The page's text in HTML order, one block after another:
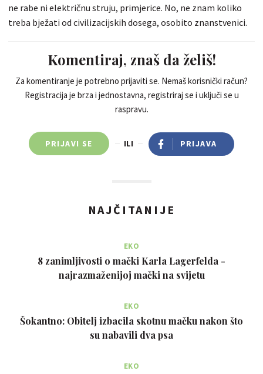
ne rabe ni električnu struju, primjerice. No, ne znam koliko
treba bježati od civilizacijskih dosega, osobito znanstvenici.
Komentiraj, znaš da želiš!
Za komentiranje je potrebno prijaviti se. Nemaš korisnički račun?
Registracija je brza i jednostavna, registriraj se i uključi se u
raspravu.
PRIJAVI SE ILI PRIJAVA
NAJČITANIJE
EKO
8 zanimljivosti o mački Karla Lagerfelda -
najrazmaženijoj mački na svijetu
EKO
Šokantno: Obitelj izbacila skotnu mačku nakon što
su nabavili dva psa
EKO